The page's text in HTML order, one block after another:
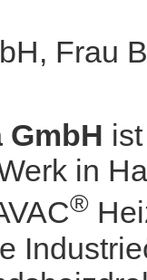
Frau
GmbH
in
®